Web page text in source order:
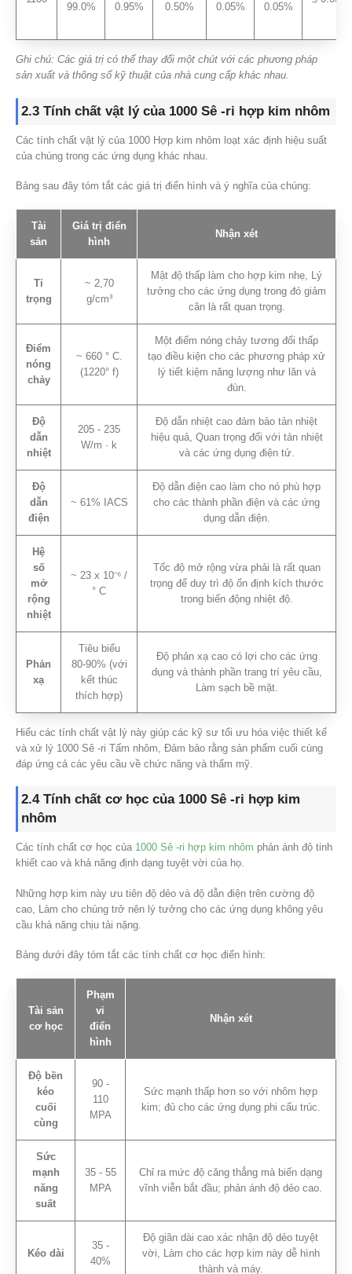
99.0% 0.95% 0.50% 0.05% 0.05%
Ghi chú: Các giá trị có thể thay đổi một chút với các phương pháp
sản xuất và thông số kỹ thuật của nhà cung cấp khác nhau.
2.3 Tính chất vật lý của 1000 Sê -ri hợp kim nhôm
Các tính chất vật lý của 1000 Hợp kim nhôm loạt xác định hiệu suất
của chúng trong các ứng dụng khác nhau.
Bảng sau đây tóm tắt các giá trị điển hình và ý nghĩa của chúng:
Tài
sản
Giá trị điển
hình
Nhận xét
Tỉ
trọng
~ 2,70
g/cm³
Mật độ thấp làm cho hợp kim nhẹ, Lý
tưởng cho các ứng dụng trong đó giảm
cân là rất quan trọng.
Điểm
nóng
chảy
~ 660 ° C.
(1220° f)
Một điểm nóng chảy tương đối thấp
tạo điều kiện cho các phương pháp xử
lý tiết kiệm năng lượng như lăn và
đùn.
Độ
dẫn
nhiệt
205 - 235
W/m · k
Độ dẫn nhiệt cao đảm bảo tản nhiệt
hiệu quả, Quan trọng đối với tản nhiệt
và các ứng dụng điện tử.
Độ
dẫn
điện
~ 61% IACS
Độ dẫn điện cao làm cho nó phù hợp
cho các thành phần điện và các ứng
dụng dẫn điện.
Hệ
số
mở
rộng
nhiệt
~ 23 x 10⁻⁶ /
° C
Tốc độ mở rộng vừa phải là rất quan
trọng để duy trì độ ổn định kích thước
trong biến động nhiệt độ.
Phản
xạ
Tiêu biểu
80-90% (với
kết thúc
thích hợp)
Độ phản xạ cao có lợi cho các ứng
dụng và thành phần trang trí yêu cầu,
Làm sạch bề mặt.
Hiểu các tính chất vật lý này giúp các kỹ sư tối ưu hóa việc thiết kế
và xử lý 1000 Sê -ri Tấm nhôm, Đảm bảo rằng sản phẩm cuối cùng
đáp ứng cả các yêu cầu về chức năng và thẩm mỹ.
2.4 Tính chất cơ học của 1000 Sê -ri hợp kim
nhôm
Các tính chất cơ học của 1000 Sê -ri hợp kim nhôm phản ánh độ tinh
khiết cao và khả năng định dạng tuyệt vời của họ.
Những hợp kim này ưu tiên độ dẻo và độ dẫn điện trên cường độ
cao, Làm cho chúng trở nên lý tưởng cho các ứng dụng không yêu
cầu khả năng chịu tải nặng.
Bảng dưới đây tóm tắt các tính chất cơ học điển hình:
Tài sản
cơ học
Phạm
vi
điển
hình
Nhận xét
Độ bền
kéo
cuối
cùng
90 -
110
MPA
Sức mạnh thấp hơn so với nhôm hợp
kim; đủ cho các ứng dụng phi cấu trúc.
Sức
mạnh
năng
suất
35 - 55
MPA
Chỉ ra mức độ căng thẳng mà biến dạng
vĩnh viễn bắt đầu; phản ánh độ dẻo cao.
Kéo dài
35 -
40%
Độ giãn dài cao xác nhận độ dẻo tuyệt
vời, Làm cho các hợp kim này dễ hình
thành và máy.